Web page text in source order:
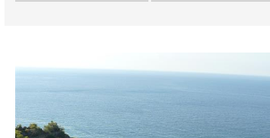
Cuisine & Restaurants
Musée & Art
Nature & extérieur
Plages
Vie nocturne & Bars